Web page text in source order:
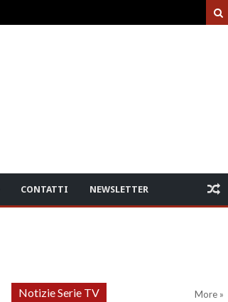
CONTATTI NEWSLETTER
Notizie Serie TV More »